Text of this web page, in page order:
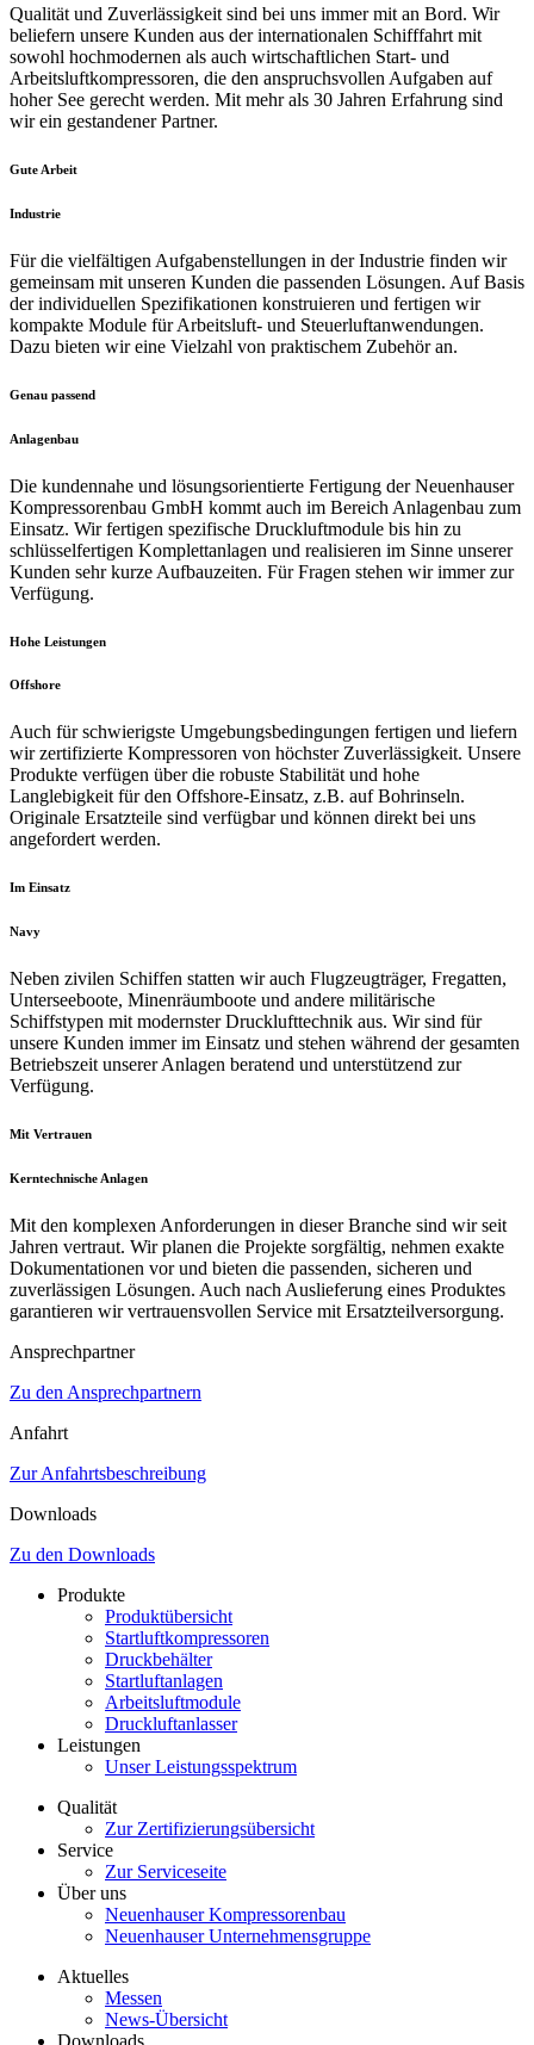
Qualität und Zuverlässigkeit sind bei uns immer mit an Bord. Wir
beliefern unsere Kunden aus der internationalen Schifffahrt mit
sowohl hochmodernen als auch wirtschaftlichen Start- und
Arbeitsluftkompressoren, die den anspruchsvollen Aufgaben auf
hoher See gerecht werden. Mit mehr als 30 Jahren Erfahrung sind
wir ein gestandener Partner.
Gute Arbeit
Industrie
Für die vielfältigen Aufgabenstellungen in der Industrie finden wir
gemeinsam mit unseren Kunden die passenden Lösungen. Auf Basis
der individuellen Spezifikationen konstruieren und fertigen wir
kompakte Module für Arbeitsluft- und Steuerluftanwendungen.
Dazu bieten wir eine Vielzahl von praktischem Zubehör an.
Genau passend
Anlagenbau
Die kundennahe und lösungsorientierte Fertigung der Neuenhauser
Kompressorenbau GmbH kommt auch im Bereich Anlagenbau zum
Einsatz. Wir fertigen spezifische Druckluftmodule bis hin zu
schlüsselfertigen Komplettanlagen und realisieren im Sinne unserer
Kunden sehr kurze Aufbauzeiten. Für Fragen stehen wir immer zur
Verfügung.
Hohe Leistungen
Offshore
Auch für schwierigste Umgebungsbedingungen fertigen und liefern
wir zertifizierte Kompressoren von höchster Zuverlässigkeit. Unsere
Produkte verfügen über die robuste Stabilität und hohe
Langlebigkeit für den Offshore-Einsatz, z.B. auf Bohrinseln.
Originale Ersatzteile sind verfügbar und können direkt bei uns
angefordert werden.
Im Einsatz
Navy
Neben zivilen Schiffen statten wir auch Flugzeugträger, Fregatten,
Unterseeboote, Minenräumboote und andere militärische
Schiffstypen mit modernster Drucklufttechnik aus. Wir sind für
unsere Kunden immer im Einsatz und stehen während der gesamten
Betriebszeit unserer Anlagen beratend und unterstützend zur
Verfügung.
Mit Vertrauen
Kerntechnische Anlagen
Mit den komplexen Anforderungen in dieser Branche sind wir seit
Jahren vertraut. Wir planen die Projekte sorgfältig, nehmen exakte
Dokumentationen vor und bieten die passenden, sicheren und
zuverlässigen Lösungen. Auch nach Auslieferung eines Produktes
garantieren wir vertrauensvollen Service mit Ersatzteilversorgung.
Ansprechpartner
Zu den Ansprechpartnern
Anfahrt
Zur Anfahrtsbeschreibung
Downloads
Zu den Downloads
Produkte
Produktübersicht
Startluftkompressoren
Druckbehälter
Startluftanlagen
Arbeitsluftmodule
Druckluftanlasser
Leistungen
Unser Leistungsspektrum
Qualität
Zur Zertifizierungsübersicht
Service
Zur Serviceseite
Über uns
Neuenhauser Kompressorenbau
Neuenhauser Unternehmensgruppe
Aktuelles
Messen
News-Übersicht